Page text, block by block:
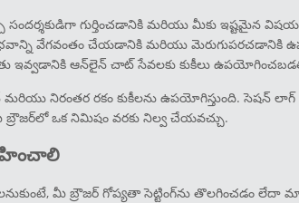
గుర్తించడానికి మరియు మీకు ఇష్టమైన
వేగవంతం చేయడానికి మరియు మెరుగుపరచడానికి
ఇవ్వడానికి ఆన్‌లైన్ చాట్ సేవలకు కుకీలు
నిరంతర రకం కుకీలను ఉపయోగిస్తుంది. సెషన్ లాగ్
మీ బ్రౌజర్‌లో ఒక నిమిషం వరకు నిల్వ చేయవచ్చు.
మీ బ్రౌజర్ గోప్యతా సెట్టింగ్‌ను తొలగించడం లేదా